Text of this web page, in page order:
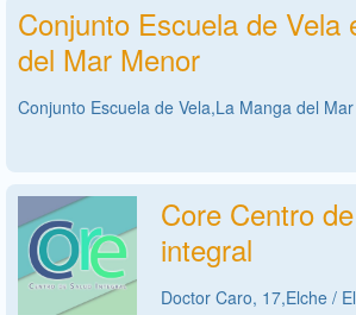
Conjunto Escuela de Vela
del Mar Menor
Conjunto Escuela de Vela,La Manga del
Core Centro
integral
Doctor Caro, 17,Elche /